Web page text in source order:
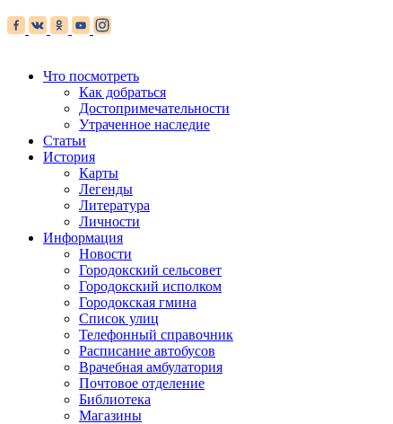
Что посмотреть
Как добраться
Достопримечательности
Утраченное наследие
Статьи
История
Карты
Легенды
Литература
Личности
Информация
Новости
Городокский сельсовет
Городокский исполком
Городокская гмина
Список улиц
Телефонный справочник
Расписание автобусов
Врачебная амбулатория
Почтовое отделение
Библиотека
Магазины